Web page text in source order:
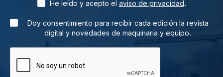
He leído y acepto el aviso de privacidad.
Doy consentimiento para recibir cada edición la revista
digital y novedades de maquinaria y equipo.